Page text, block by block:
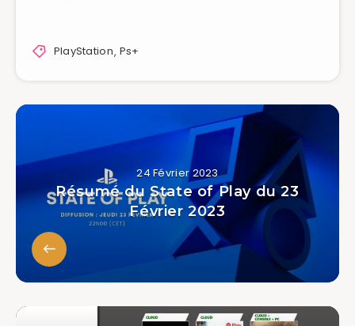
PlayStation, Ps+
24 Février 2023
Résumé du State of Play du 23
Février 2023